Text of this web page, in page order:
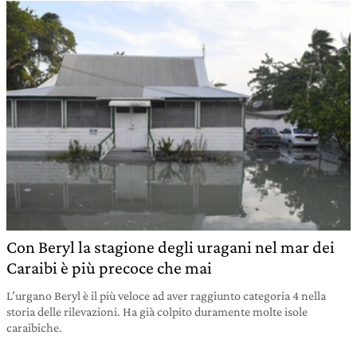
Con Beryl la stagione degli uragani nel mar dei
Caraibi è più precoce che mai
L’urgano Beryl è il più veloce ad aver raggiunto categoria 4 nella
storia delle rilevazioni. Ha già colpito duramente molte isole
caraibiche.